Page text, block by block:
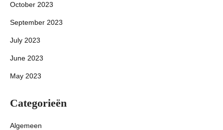
October 2023
September 2023
July 2023
June 2023
May 2023
Categorieën
Algemeen